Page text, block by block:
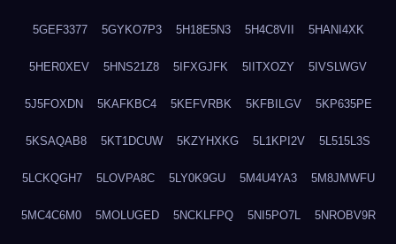
5GEF3377 5GYKO7P3 5H18E5N3 5H4C8VII 5HANI4XK
5HER0XEV 5HNS21Z8 5IFXGJFK 5IITXOZY 5IVSLWGV
5J5FOXDN 5KAFKBC4 5KEFVRBK 5KFBILGV 5KP635PE
5KSAQAB8 5KT1DCUW 5KZYHXKG 5L1KPI2V 5L515L3S
5LCKQGH7 5LOVPA8C 5LY0K9GU 5M4U4YA3 5M8JMWFU
5MC4C6M0 5MOLUGED 5NCKLFPQ 5NI5PO7L 5NROBV9R